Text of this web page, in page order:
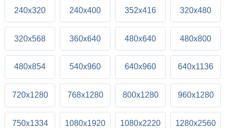
240x320 240x400 352x416 320x480
320x568 360x640 480x640 480x800
480x854 540x960 640x960 640x1136
720x1280 768x1280 800x1280 960x1280
750x1334 1080x1920 1080x2220 1280x2560